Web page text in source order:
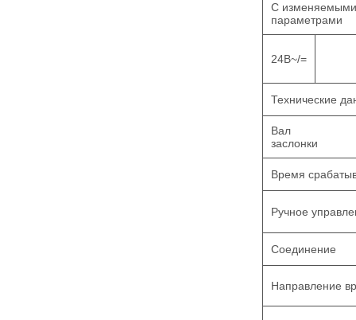
С изменяемыми
параметрами
24В~/=
Технические
Вал
Время
Ручное
Соединение
Направление